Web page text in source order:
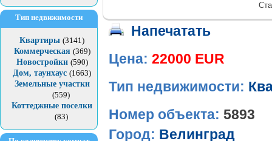
Тип недвижимости
Квартиры (3141)
Коммерческая (369)
Новостройки (590)
Дом, таунхаус (1663)
Земельные участки
(559)
Коттеджные поселки
(83)
Напечатать
Цена: 22000 EUR
Тип недвижимости:
Номер объекта: 5893
Город: Велинград